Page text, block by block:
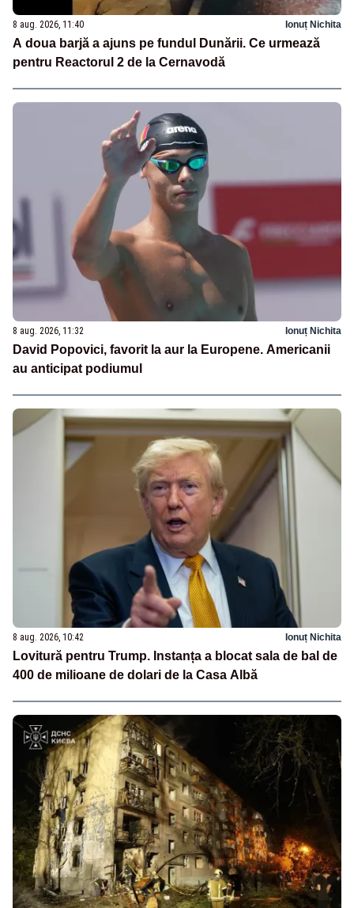
8 aug. 2026, 11:40 Ionuț Nichita
A doua barjă a ajuns pe fundul Dunării. Ce urmează
pentru Reactorul 2 de la Cernavodă
8 aug. 2026, 11:32 Ionuț Nichita
David Popovici, favorit la aur la Europene. Americanii
au anticipat podiumul
8 aug. 2026, 10:42 Ionuț Nichita
Lovitură pentru Trump. Instanța a blocat sala de bal de
400 de milioane de dolari de la Casa Albă